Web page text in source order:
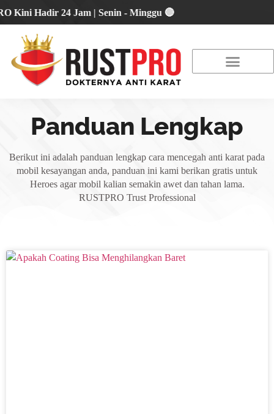
Hadir 24 Jam | Senin - Minggu 🔴
Panduan Lengkap
Berikut ini adalah panduan lengkap cara mencegah anti karat pada
mobil kesayangan anda, panduan ini kami berikan gratis untuk
Heroes agar mobil kalian semakin awet dan tahan lama.
RUSTPRO Trust Professional